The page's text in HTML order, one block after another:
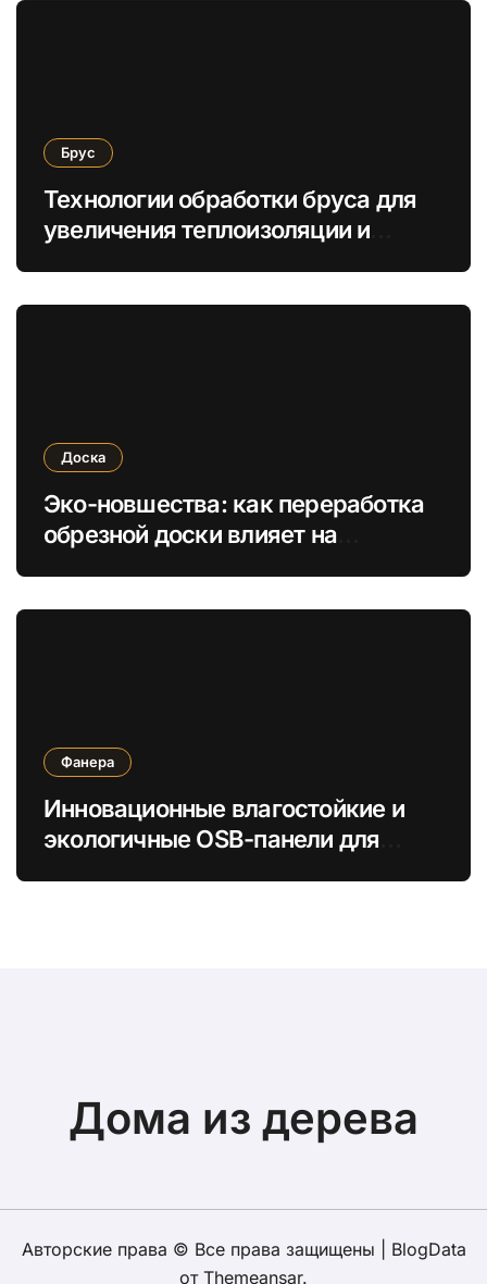
Брус
Технологии обработки бруса для
увеличения теплоизоляции и
Доска
Эко-новшества: как переработка
обрезной доски влияет на
Фанера
Инновационные влагостойкие и
экологичные OSB-панели для
Дома из дерева
Авторские права © Все права защищены
BlogData
от Themeansar.